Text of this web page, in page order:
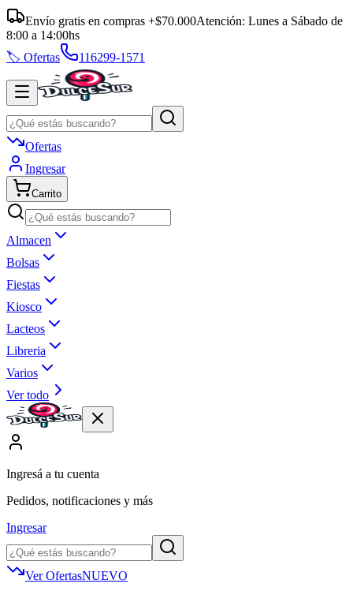
Envío gratis en compras +$70.000Atención: Lunes a Sábado de
8:00 a 14:00hs
🏷️ Ofertas
116299-1571
Ofertas
Ingresar
Carrito
Almacen
Bolsas
Fiestas
Kiosco
Lacteos
Libreria
Varios
Ver todo
Ingresá a tu cuenta
Pedidos, notificaciones y más
Ingresar
Ver OfertasNUEVO